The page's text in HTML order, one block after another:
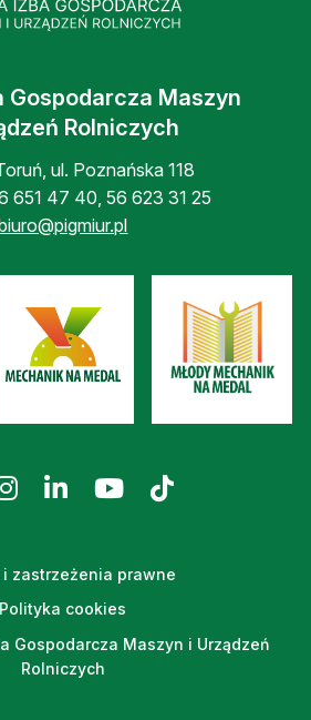
Gospodarcza Maszyn
Rolniczych
ul. Poznańska 118
651 47 40 56 623 31 25
i zastrzeżenia prawne
Polityka cookies
Gospodarcza Maszyn i Urządzeń
Rolniczych